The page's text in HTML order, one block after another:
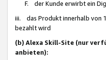
F. der Kunde erwirbt ein
iii. das Produkt innerhalb von
bezahlt wird
(b) Alexa Skill-Site (nur
anbieten):